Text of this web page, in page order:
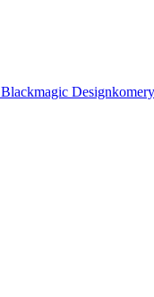
Blackmagic Designkomery